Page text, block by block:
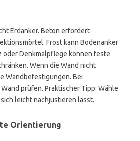
Erdanker. Beton erfordert
Frost kann Bodenanker
oder Denkmalpflege können feste
Wenn die Wand nicht
Wandbefestigungen. Bei
prüfen. Praktischer Tipp: Wähle
leicht nachjustieren lässt.
Orientierung